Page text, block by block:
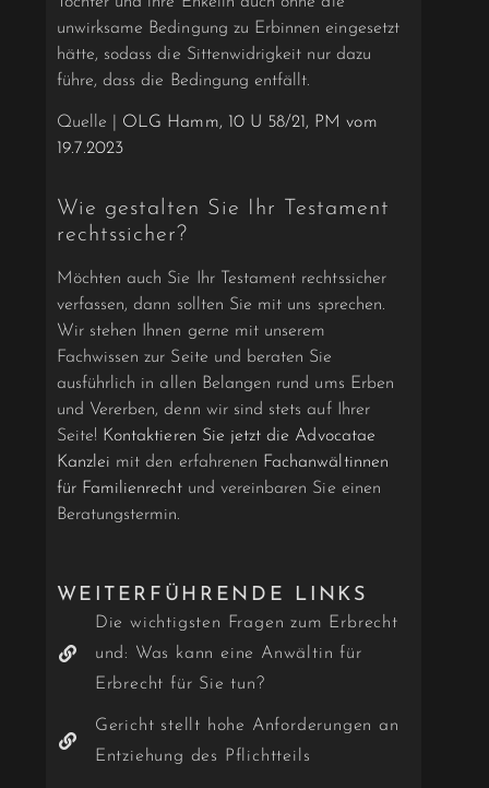
unwirksame Bedingung zu Erbinnen eingesetzt
hätte, sodass die Sittenwidrigkeit nur dazu
führe, dass die Bedingung entfällt.
Quelle | OLG Hamm, 10 U 58/21, PM vom
19.7.2023
Wie gestalten Sie Ihr Testament
rechtssicher?
Möchten auch Sie Ihr Testament rechtssicher
verfassen, dann sollten Sie mit uns sprechen.
Wir stehen Ihnen gerne mit unserem
Fachwissen zur Seite und beraten Sie
ausführlich in allen Belangen rund ums Erben
und Vererben, denn wir sind stets auf Ihrer
Seite! Kontaktieren Sie jetzt die Advocatae
Kanzlei mit den erfahrenen Fachanwältinnen
für Familienrechtund vereinbaren Sie einen
Beratungstermin.
WEITERFÜHRENDE LINKS
Die wichtigsten Fragen zum Erbrecht
und: Was kann eine Anwältin für
Erbrecht für Sie tun?
Gericht stellt hohe Anforderungen an
Entziehung des Pflichtteils